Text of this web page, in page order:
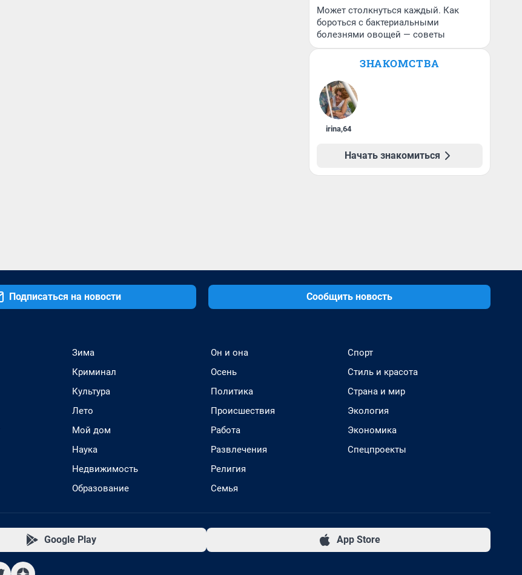
Может столкнуться каждый. Как
бороться с бактериальными
болезнями овощей — советы
ЗНАКОМСТВА
irina,64
Начать знакомиться
Подписаться на новости Сообщить новость
Зима
Криминал
Культура
Лето
Мой дом
Наука
Недвижимость
Образование
Он и она
Осень
Политика
Происшествия
Работа
Развлечения
Религия
Семья
Спорт
Стиль и красота
Страна и мир
Экология
Экономика
Спецпроекты
Google Play App Store